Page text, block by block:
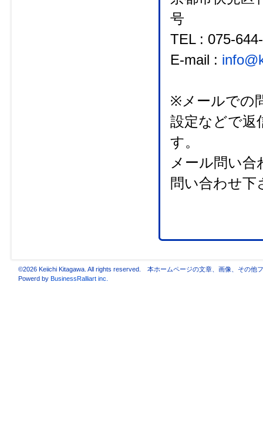
号
TEL : 075-
E-mail :
※メールでの
設定などで返
す。
メール問い
問い合わせ下
©2026 Keiichi Kitagawa. All rights reserved. 本ホームページの文章、画像、その他
Powerd by BusinessRalliart inc.